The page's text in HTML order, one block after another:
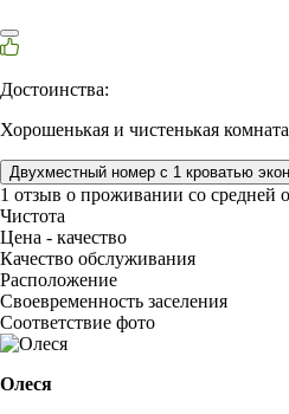
Достоинства:
Хорошенькая и чистенькая комната
Двухместный номер с 1 кроватью
1 отзыв о проживании со средней
Чистота
Цена - качество
Качество обслуживания
Расположение
Своевременность заселения
Соответствие фото
Олеся